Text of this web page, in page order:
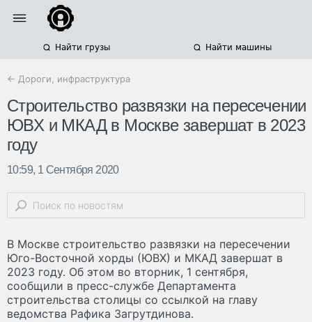
Найти грузы Найти машины
← Дороги, инфраструктура
Строительство развязки на пересечении
ЮВХ и МКАД в Москве завершат в 2023
году
10:59, 1 Сентября 2020
В Москве строительство развязки на пересечении
Юго-Восточной хорды (ЮВХ) и МКАД завершат в
2023 году. Об этом во вторник, 1 сентября,
сообщили в пресс-службе Департамента
строительства столицы со ссылкой на главу
ведомства Рафика Загрутдинова.